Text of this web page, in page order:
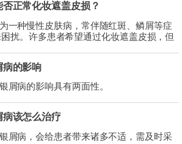
正常化妆遮盖皮损？
种慢性皮肤病，常伴随红斑、鳞屑等症
扰。许多患者希望通过化妆遮盖皮损，但
病的影响
病的影响具有两面性。
病该怎么治疗
病，会给患者带来诸多不适，需及时采